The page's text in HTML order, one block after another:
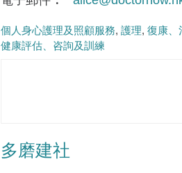
個人身心護理及照顧服務 護理 復康、
健康評估、咨詢及訓練
多磨建社